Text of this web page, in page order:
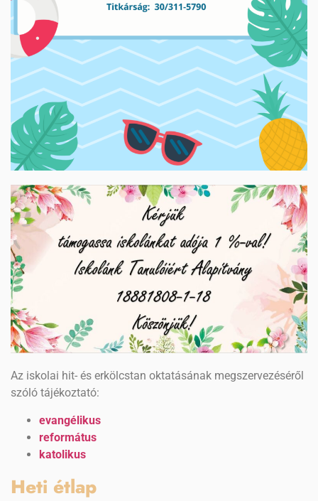
Az iskolai hit- és erkölcstan oktatásának megszervezéséről
szóló tájékoztató:
evangélikus
református
katolikus
Heti étlap